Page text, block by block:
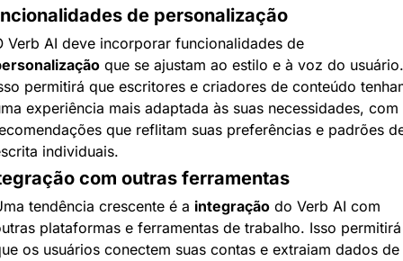
de personalização
O Verb AI deve incorporar funcionalidades de
que se ajustam ao estilo e à voz do usuário.
permitirá que escritores e criadores de conteúdo
experiência mais adaptada às suas necessidades, com
que reflitam suas preferências e padrões
individuais.
com outras ferramentas
tendência crescente é a integração do Verb AI com
plataformas e ferramentas de trabalho. Isso permitirá
os usuários conectem suas contas e extraiam dados de